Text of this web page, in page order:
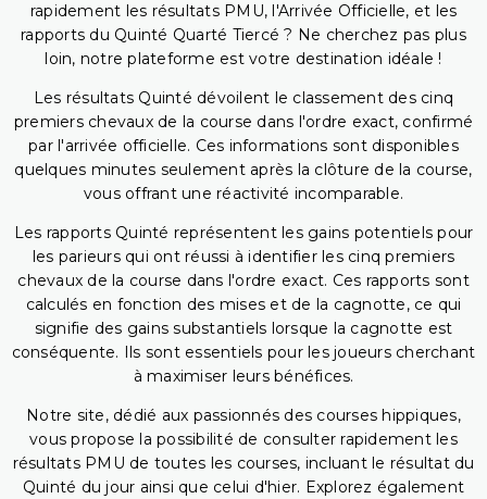
rapidement les résultats PMU, l'Arrivée Officielle, et les
rapports du Quinté Quarté Tiercé ? Ne cherchez pas plus
loin, notre plateforme est votre destination idéale !
Les résultats Quinté dévoilent le classement des cinq
premiers chevaux de la course dans l'ordre exact, confirmé
par l'arrivée officielle. Ces informations sont disponibles
quelques minutes seulement après la clôture de la course,
vous offrant une réactivité incomparable.
Les rapports Quinté représentent les gains potentiels pour
les parieurs qui ont réussi à identifier les cinq premiers
chevaux de la course dans l'ordre exact. Ces rapports sont
calculés en fonction des mises et de la cagnotte, ce qui
signifie des gains substantiels lorsque la cagnotte est
conséquente. Ils sont essentiels pour les joueurs cherchant
à maximiser leurs bénéfices.
Notre site, dédié aux passionnés des courses hippiques,
vous propose la possibilité de consulter rapidement les
résultats PMU de toutes les courses, incluant le résultat du
Quinté du jour ainsi que celui d'hier. Explorez également